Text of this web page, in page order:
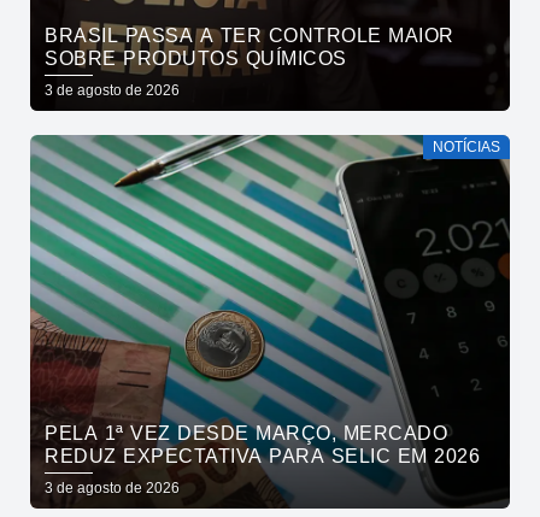
BRASIL PASSA A TER CONTROLE MAIOR
SOBRE PRODUTOS QUÍMICOS
3 de agosto de 2026
NOTÍCIAS
PELA 1ª VEZ DESDE MARÇO, MERCADO
REDUZ EXPECTATIVA PARA SELIC EM 2026
3 de agosto de 2026